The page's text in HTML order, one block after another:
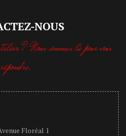
NOUS
? Nous sommes là pour vous
répondre.
Floréal 1